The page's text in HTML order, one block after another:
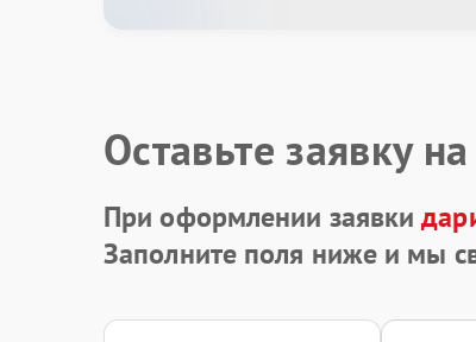
Оставьте заявку
При оформлении заявки
Заполните поля ниже и мы